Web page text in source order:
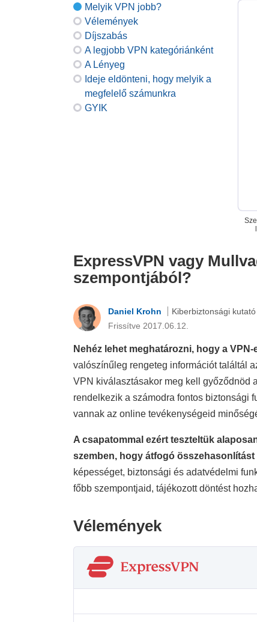
Melyik VPN jobb?
Vélemények
Díjszabás
A legjobb VPN kategóriánként
A Lényeg
Ideje eldönteni, hogy melyik a
megfelelő számunkra
GYIK
ExpressVPN vagy
szempontjából?
Daniel Krohn
Kiberbiztonsági kutató
Frissítve 2017.06.12.
Nehéz lehet meghatározni, hogy a
valószínűleg rengeteg információt találtál
VPN kiválasztásakor meg kell győződnöd
rendelkezik a számodra fontos biztonsági
vannak az online tevékenységeid
A csapatommal ezért teszteltük
szemben, hogy átfogó
képességet, biztonsági és adatvédelmi
főbb szempontjaid, tájékozott döntést
Vélemények